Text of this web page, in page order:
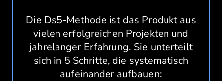
Die Ds5-Methode ist das Produkt aus
vielen erfolgreichen Projekten und
jahrelanger Erfahrung. Sie unterteilt
sich in 5 Schritte, die systematisch
aufeinander aufbauen: